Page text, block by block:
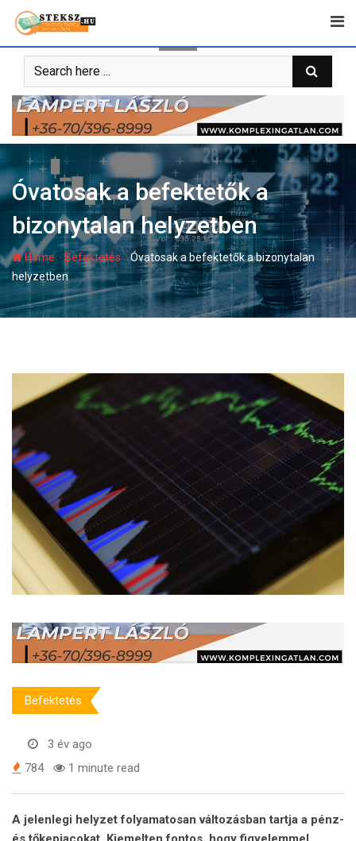
content
Óvatosak a befektetők a
bizonytalan helyzetben
Home-Befektetés-Óvatosak a befektetők a bizonytalan
helyzetben
Befektetés
3 év ago
784
1 minute read
A jelenlegi helyzet folyamatosan változásban tartja a pénz-